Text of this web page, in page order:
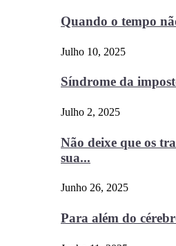
Quando o tempo
Julho 10, 2025
Síndrome da
Julho 2, 2025
Não deixe que os
sua...
Junho 26, 2025
Para além do